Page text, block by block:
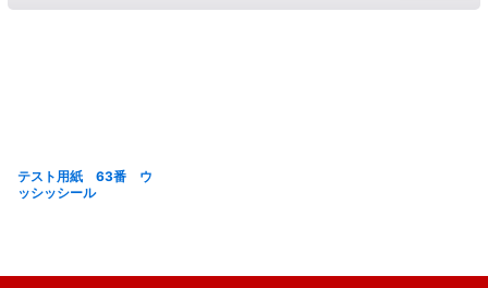
テスト用紙 63番 ウ
ッシッシール